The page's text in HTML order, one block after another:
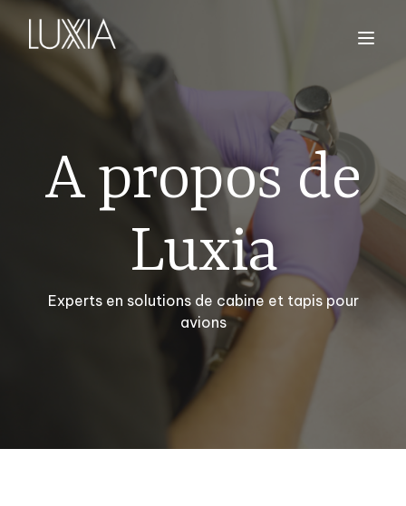
A propos de
Luxia
Experts en solutions de cabine et tapis pour
avions